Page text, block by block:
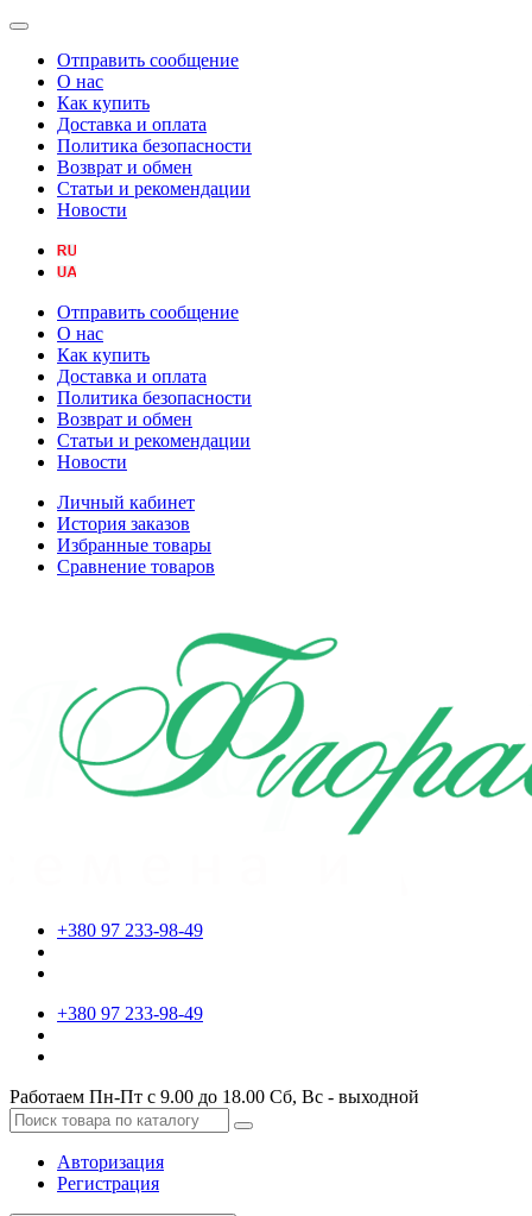
Отправить сообщение
О нас
Как купить
Доставка и оплата
Политика безопасности
Возврат и обмен
Статьи и рекомендации
Новости
Отправить сообщение
О нас
Как купить
Доставка и оплата
Политика безопасности
Возврат и обмен
Статьи и рекомендации
Новости
Личный кабинет
История заказов
Избранные товары
Сравнение товаров
+380 97 233-98-49
+380 97 233-98-49
Работаем Пн-Пт с 9.00 до 18.00 Сб, Вс - выходной
Авторизация
Регистрация